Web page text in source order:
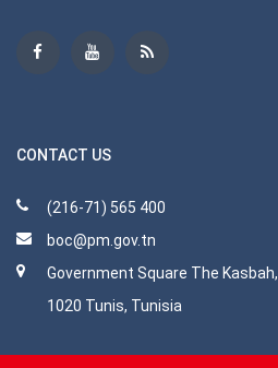
CONTACT US
(216-71) 565 400
boc@pm.gov.tn
Government Square The Kasbah,
1020 Tunis, Tunisia